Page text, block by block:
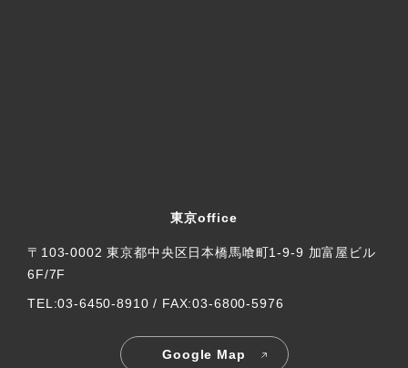
東京office
〒103-0002 東京都中央区日本橋馬喰町1-9-9 加富屋ビル
6F/7F
TEL:03-6450-8910 / FAX:03-6800-5976
Google Map